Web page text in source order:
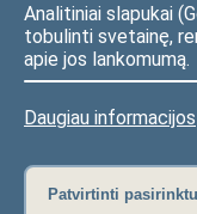
Analitiniai slapukai
tobulinti svetainę,
apie jos lankomumą.
Daugiau informacijos
Patvirtinti
Visi
A